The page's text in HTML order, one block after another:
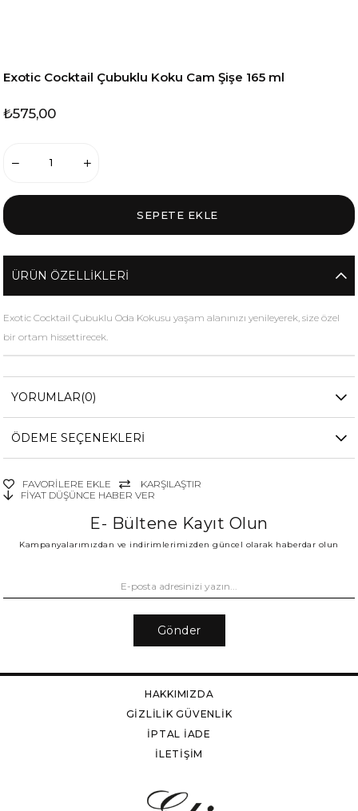
Exotic Cocktail Çubuklu Koku Cam Şişe 165 ml
₺575,00
ÜRÜN ÖZELLIKLERI
Exotic Cocktail Çubuklu Oda Kokusu yaşam alanınızı yenileyerek, size özel
bir ortam hissettirecek.
YORUMLAR(0)
ÖDEME SEÇENEKLERI
FAVORILERE EKLE
KARŞILAŞTIR
FIYAT DÜŞÜNCE HABER VER
E- Bültene Kayıt Olun
Kampanyalarımızdan ve indirimlerimizden güncel olarak haberdar olun
Gönder
HAKKIMIZDA
GİZLİLİK GÜVENLİK
İPTAL İADE
İLETİŞİM